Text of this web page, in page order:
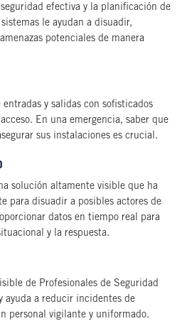
efectiva y la planificación de
le ayudan a disuadir,
potenciales de manera
y salidas con sofisticados
En una emergencia, saber que
sus instalaciones es crucial.
solución altamente visible que ha
para disuadir a posibles actores de
datos en tiempo real para
y la respuesta.
de Profesionales de Seguridad
ayuda a reducir incidentes de
personal vigilante y uniformado.